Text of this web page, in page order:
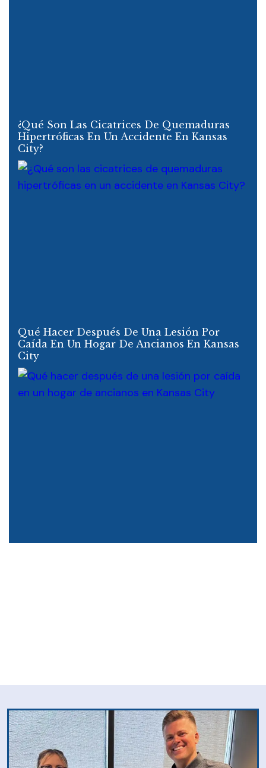
¿Qué Son Las Cicatrices De Quemaduras
Hipertróficas En Un Accidente En Kansas
City?
Qué Hacer Después De Una Lesión Por
Caída En Un Hogar De Ancianos En Kansas
City